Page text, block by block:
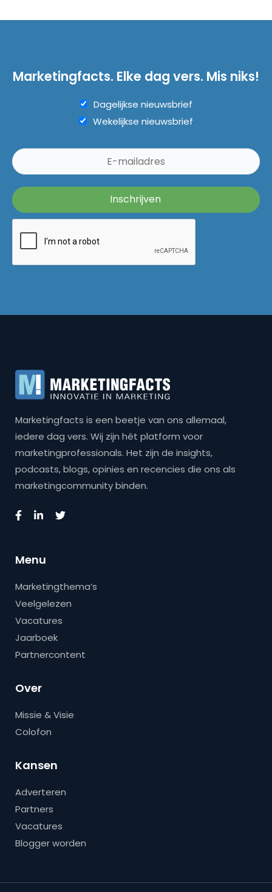
Marketingfacts. Elke dag vers. Mis niks!
Dagelijkse nieuwsbrief
Wekelijkse nieuwsbrief
Marketingfacts is een beetje van ons allemaal,
iedere dag vers. Wij zijn hét platform voor
marketingprofessionals. Het zijn de insights,
podcasts, blogs, opinies en recencies die ons als
marketingcommunity binden.
Menu
Marketingthema’s
Veelgelezen
Vacatures
Jaarboek
Partnercontent
Over
Missie & Visie
Colofon
Kansen
Adverteren
Partners
Vacatures
Blogger worden